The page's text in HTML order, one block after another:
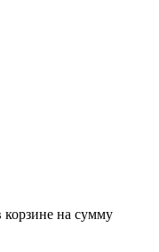
корзине на сумму